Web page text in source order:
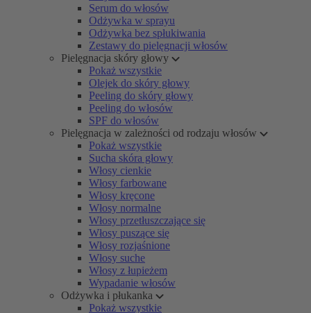
Serum do włosów
Odżywka w sprayu
Odżywka bez spłukiwania
Zestawy do pielęgnacji włosów
Pielęgnacja skóry głowy
Pokaż wszystkie
Olejek do skóry głowy
Peeling do skóry głowy
Peeling do włosów
SPF do włosów
Pielęgnacja w zależności od rodzaju włosów
Pokaż wszystkie
Sucha skóra głowy
Włosy cienkie
Włosy farbowane
Włosy kręcone
Włosy normalne
Włosy przetłuszczające się
Włosy puszące się
Włosy rozjaśnione
Włosy suche
Włosy z łupieżem
Wypadanie włosów
Odżywka i płukanka
Pokaż wszystkie